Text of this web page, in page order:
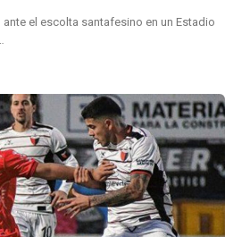
ante el escolta santafesino en un Estadio